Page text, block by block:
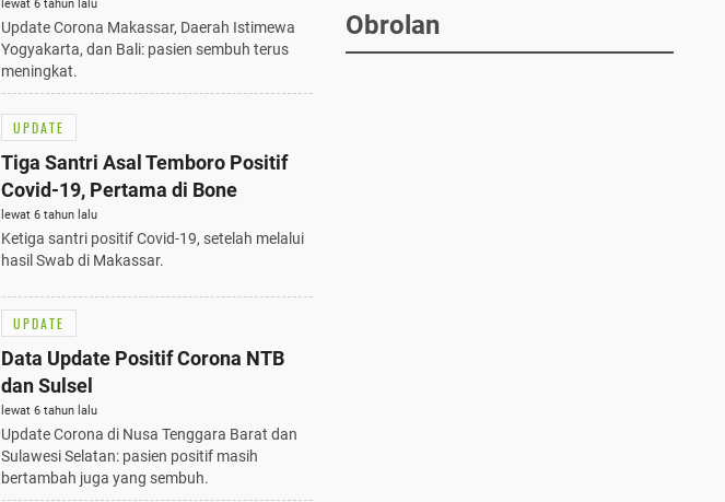
lewat 6 tahun lalu
Update Corona Makassar, Daerah Istimewa
Yogyakarta, dan Bali: pasien sembuh terus
meningkat.
UPDATE
Tiga Santri Asal Temboro Positif
Covid-19, Pertama di Bone
lewat 6 tahun lalu
Ketiga santri positif Covid-19, setelah melalui
hasil Swab di Makassar.
UPDATE
Data Update Positif Corona NTB
dan Sulsel
lewat 6 tahun lalu
Update Corona di Nusa Tenggara Barat dan
Sulawesi Selatan: pasien positif masih
bertambah juga yang sembuh.
Obrolan